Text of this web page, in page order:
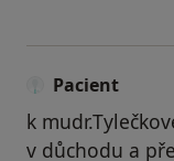
Pacient
k
v důchodu a